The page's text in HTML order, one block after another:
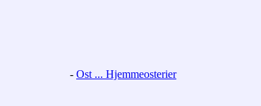
- Ost ... Hjemmeosterier